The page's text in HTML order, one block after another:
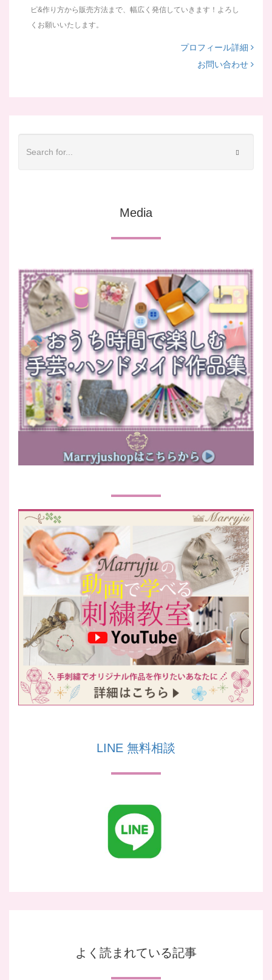
ピ&作り方から販売方法まで、幅広く発信していきます！よろし
くお願いいたします。
プロフィール詳細
お問い合わせ
Media
LINE 無料相談
よく読まれている記事